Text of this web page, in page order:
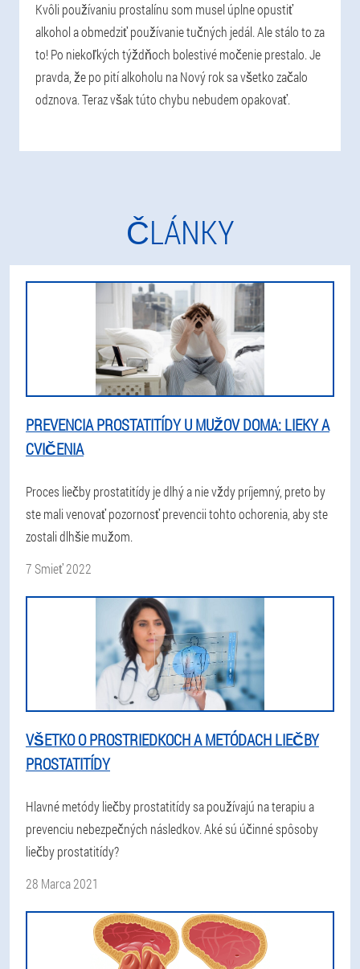
Kvôli používaniu prostalínu som musel úplne opustiť
alkohol a obmedziť používanie tučných jedál. Ale stálo to za
to! Po niekoľkých týždňoch bolestivé močenie prestalo. Je
pravda, že po pití alkoholu na Nový rok sa všetko začalo
odznova. Teraz však túto chybu nebudem opakovať.
ČLÁNKY
PREVENCIA PROSTATITÍDY U MUŽOV DOMA: LIEKY A
CVIČENIA
Proces liečby prostatitídy je dlhý a nie vždy príjemný, preto by
ste mali venovať pozornosť prevencii tohto ochorenia, aby ste
zostali dlhšie mužom.
7 Smieť 2022
VŠETKO O PROSTRIEDKOCH A METÓDACH LIEČBY
PROSTATITÍDY
Hlavné metódy liečby prostatitídy sa používajú na terapiu a
prevenciu nebezpečných následkov. Aké sú účinné spôsoby
liečby prostatitídy?
28 Marca 2021